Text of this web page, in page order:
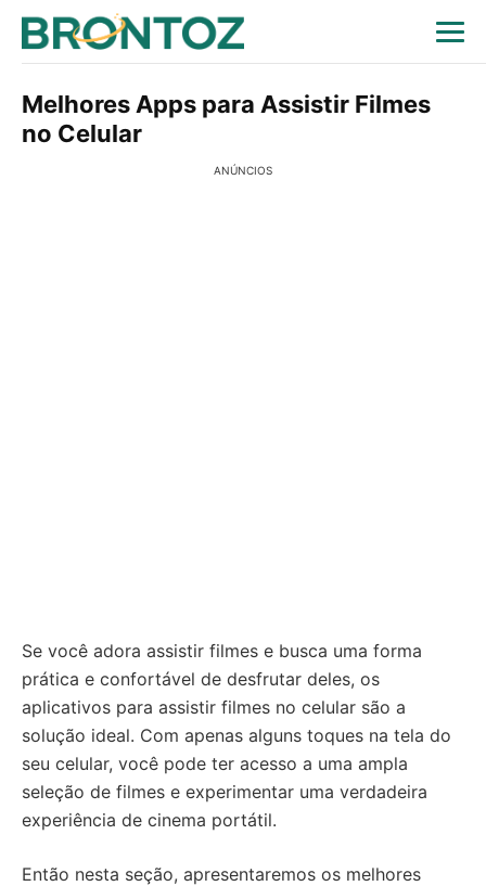
Melhores Apps para Assistir Filmes
no Celular
ANÚNCIOS
Se você adora assistir filmes e busca uma forma
prática e confortável de desfrutar deles, os
aplicativos para assistir filmes no celular são a
solução ideal. Com apenas alguns toques na tela do
seu celular, você pode ter acesso a uma ampla
seleção de filmes e experimentar uma verdadeira
experiência de cinema portátil.
Então nesta seção, apresentaremos os melhores